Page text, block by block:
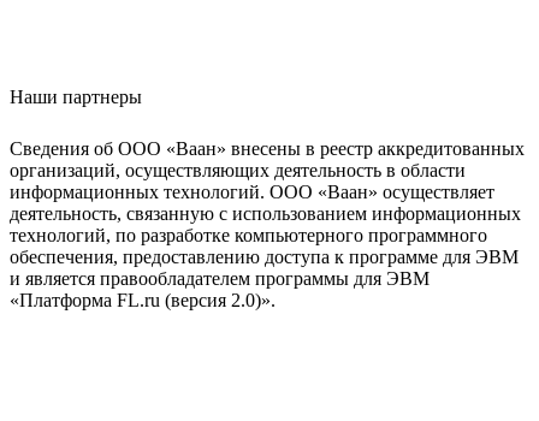
Наши партнеры
Сведения об ООО «Ваан» внесены в реестр аккредитованных
организаций, осуществляющих деятельность в области
информационных технологий. ООО «Ваан» осуществляет
деятельность, связанную с использованием информационных
технологий, по разработке компьютерного программного
обеспечения, предоставлению доступа к программе для ЭВМ
и является правообладателем программы для ЭВМ
«Платформа FL.ru (версия 2.0)».